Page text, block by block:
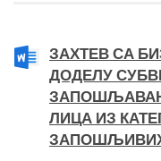
ЗАХТЕВ СА
ДОДЕЛУ
ЛИЦА ИЗ